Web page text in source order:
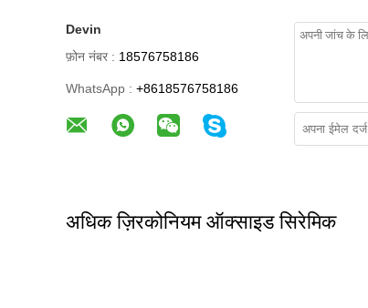
Devin
फ़ोन नंबर : 18576758186
WhatsApp : +8618576758186
अधिक ज़िरकोनियम ऑक्साइड सिरेमिक